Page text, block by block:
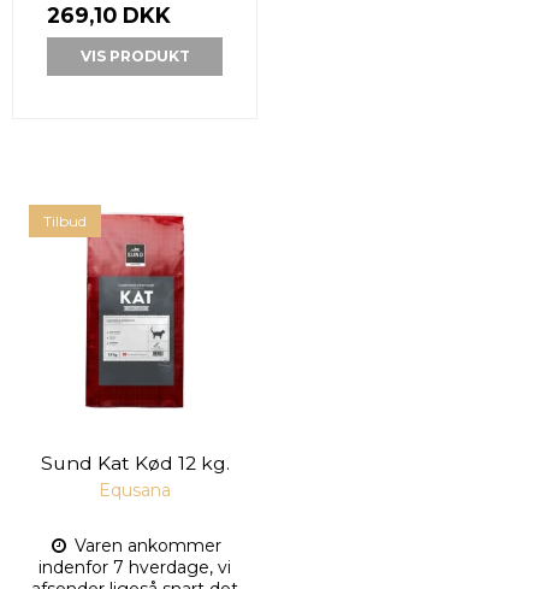
269,10 DKK
VIS PRODUKT
Tilbud
Sund Kat Kød 12 kg.
Equsana
Varen ankommer
indenfor 7 hverdage, vi